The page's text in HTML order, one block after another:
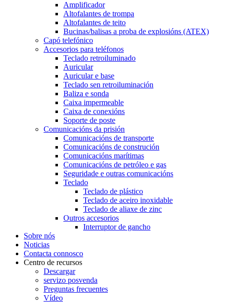
Amplificador
Altofalantes de trompa
Altofalantes de teito
Bucinas/balisas a proba de explosións (ATEX)
Capó telefónico
Accesorios para teléfonos
Teclado retroiluminado
Auricular
Auricular e base
Teclado sen retroiluminación
Baliza e sonda
Caixa impermeable
Caixa de conexións
Soporte de poste
Comunicacións da prisión
Comunicacións de transporte
Comunicacións de construción
Comunicacións marítimas
Comunicacións de petróleo e gas
Seguridade e outras comunicacións
Teclado
Teclado de plástico
Teclado de aceiro inoxidable
Teclado de aliaxe de zinc
Outros accesorios
Interruptor de gancho
Sobre nós
Noticias
Contacta connosco
Centro de recursos
Descargar
servizo posvenda
Preguntas frecuentes
Vídeo